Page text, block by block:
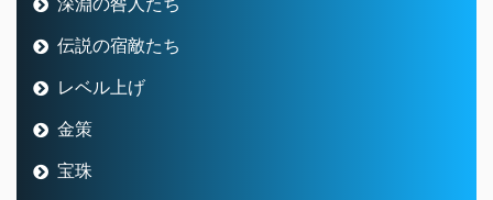
伝説の宿敵たち
レベル上げ
金策
宝珠